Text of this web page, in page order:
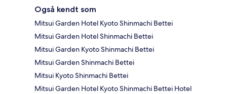
Også kendt som
Mitsui Garden Hotel Kyoto Shinmachi Bettei
Mitsui Garden Hotel Shinmachi Bettei
Mitsui Garden Kyoto Shinmachi Bettei
Mitsui Garden Shinmachi Bettei
Mitsui Kyoto Shinmachi Bettei
Mitsui Garden Hotel Kyoto Shinmachi Bettei Hotel